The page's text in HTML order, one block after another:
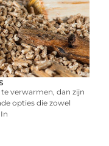
verwarmen, dan zijn
opties die zowel